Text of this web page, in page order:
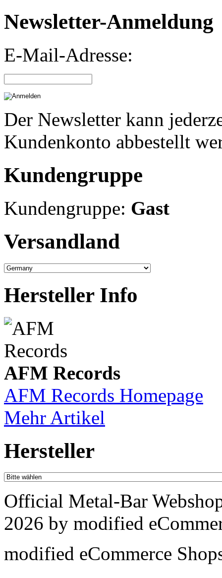
Newsletter-Anmeldung
E-Mail-Adresse:
Der Newsletter kann
Kundenkonto abbestellt
Kundengruppe
Kundengruppe: Gast
Versandland
Hersteller Info
AFM Records
AFM Records Homepage
Mehr Artikel
Hersteller
Official Metal-Bar
2026 by modified
modified eCommerce